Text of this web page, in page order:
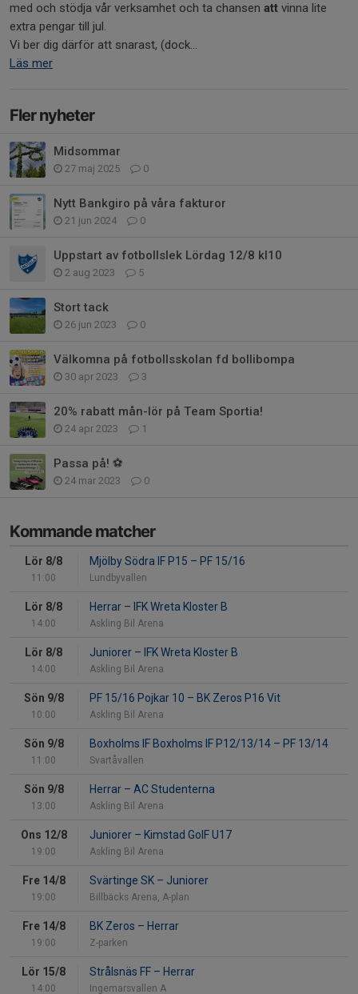
med och stödja vår verksamhet och ta chansen att vinna lite
extra pengar till jul.
Vi ber dig därför att snarast, (dock...
Läs mer
Fler nyheter
Midsommar
27 maj 2025 0
Nytt Bankgiro på våra fakturor
21 jun 2024 0
Uppstart av fotbollslek Lördag 12/8 kl10
2 aug 2023 5
Stort tack
26 jun 2023 0
Välkomna på fotbollsskolan fd bollibompa
30 apr 2023 3
20% rabatt mån-lör på Team Sportia!
24 apr 2023 1
Passa på! ⚽️
24 mar 2023 0
Kommande matcher
Lör 8/8
11:00
Mjölby Södra IF P15 – PF 15/16
Lundbyvallen
Lör 8/8
14:00
Herrar – IFK Wreta Kloster B
Askling Bil Arena
Lör 8/8
14:00
Juniorer – IFK Wreta Kloster B
Askling Bil Arena
Sön 9/8
10:00
PF 15/16 Pojkar 10 – BK Zeros P16 Vit
Askling Bil Arena
Sön 9/8
11:00
Boxholms IF Boxholms IF P12/13/14 – PF 13/14
Svartåvallen
Sön 9/8
13:00
Herrar – AC Studenterna
Askling Bil Arena
Ons 12/8
19:00
Juniorer – Kimstad GoIF U17
Askling Bil Arena
Fre 14/8
19:00
Svärtinge SK – Juniorer
Billbäcks Arena, A-plan
Fre 14/8
19:00
BK Zeros – Herrar
Z-parken
Lör 15/8
14:00
Strålsnäs FF – Herrar
Ingemarsvallen A